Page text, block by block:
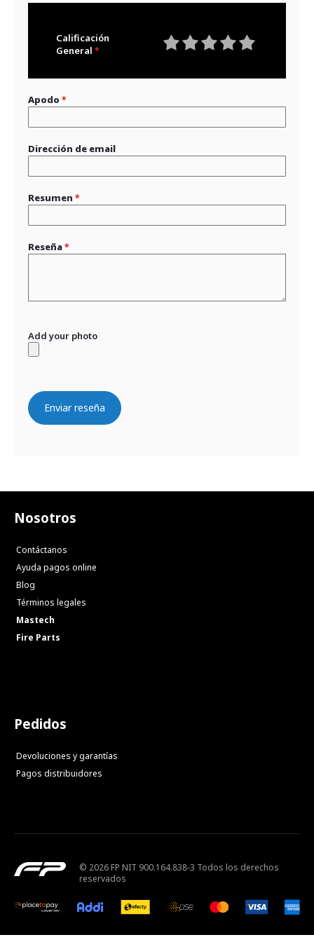
Calificación
General
Apodo
Dirección de email
Resumen
Reseña
Add your photo
Enviar reseña
Nosotros
Contáctanos
Ayuda pagos online
Blog
Términos legales
Mastech
Fire Parts
Pedidos
Devoluciones y garantías
Pagos distribuidores
© 2026 FP NIT 900.164.838-3 Todos los derechos
reservados